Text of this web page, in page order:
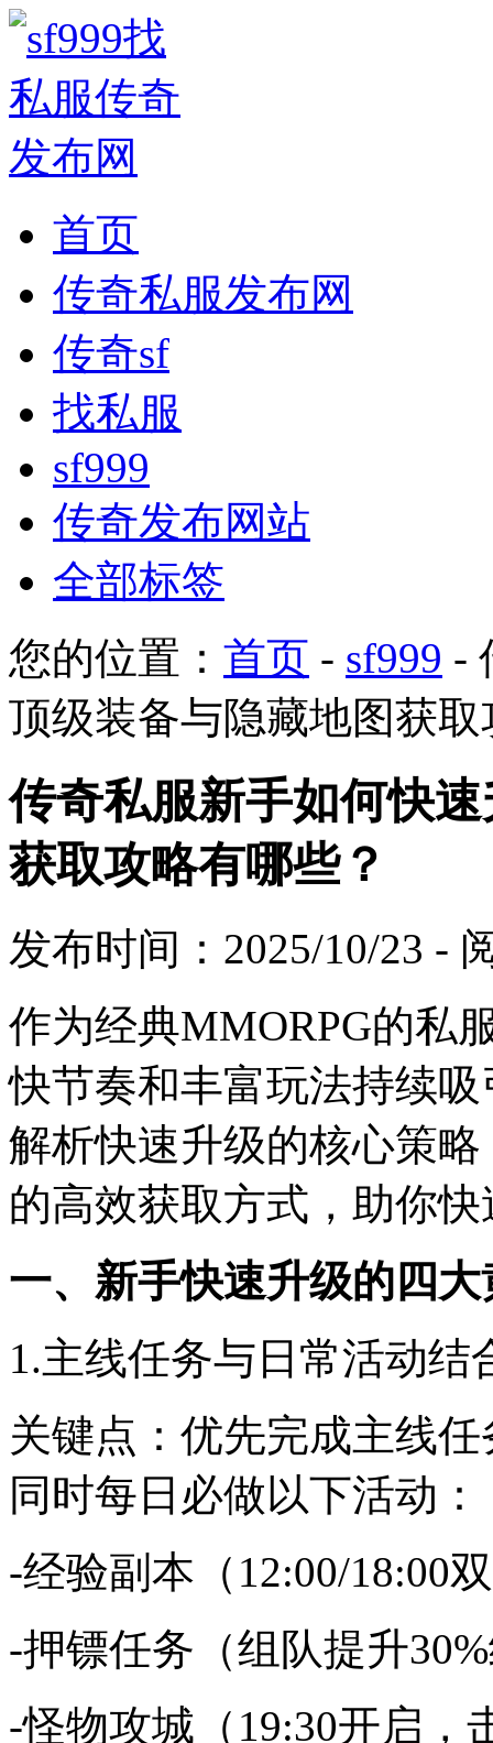
首页
传奇私服发布网
传奇sf
找私服
sf999
传奇发布网站
全部标签
您的位置： 首页 - sf999 -
顶级装备与隐藏地图获
传奇私服新手如何快
获取攻略有哪些？
发布时间：2025/10/23 -
作为经典MMORPG的私
快节奏和丰富玩法持续
解析快速升级的核心策
的高效获取方式，助你
一、新手快速升级的四
1.主线任务与日常活动结
关键点：优先完成主线
同时每日必做以下活动：
-经验副本（12:00/18:00
-押镖任务（组队提升
-怪物攻城（19:30开启，